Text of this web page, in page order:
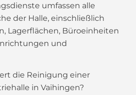
umfassen alle
der Halle, einschließlich
Lagerflächen, Büroeinheiten
und
die Reinigung einer
in Vaihingen?